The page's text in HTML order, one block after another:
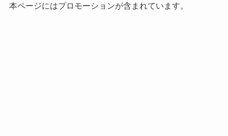
本ページにはプロモーションが含まれています。